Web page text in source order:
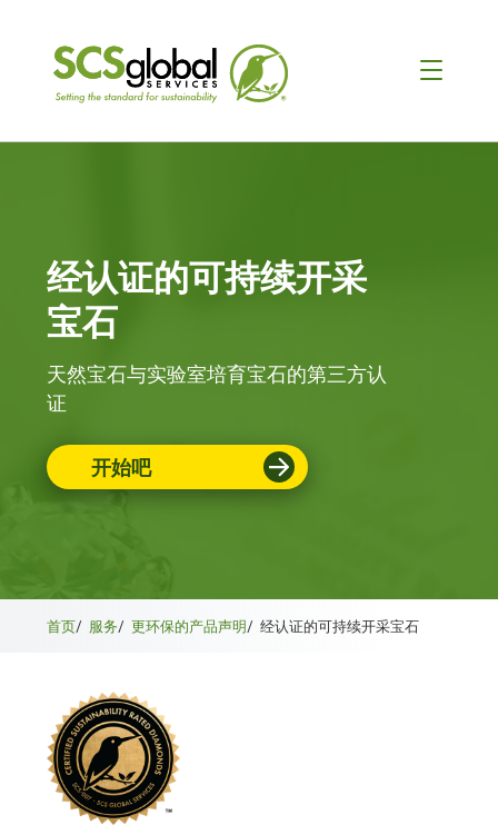
经认证的可持续开采
宝石
天然宝石与实验室培育宝石的第三方认
证
开始吧
首页/ 服务/ 更环保的产品声明/ 经认证的可持续开采宝石